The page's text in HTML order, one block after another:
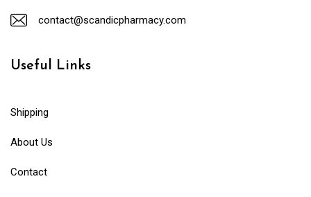
contact@scandicpharmacy.com
Useful Links
Shipping
About Us
Contact